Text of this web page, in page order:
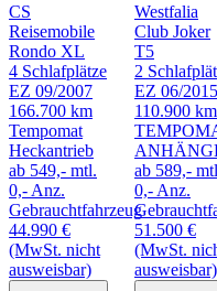
CS
Reisemobile
Rondo XL
4 Schlafplätze
EZ 09/2007
166.700 km
Tempomat
Heckantrieb
ab 549,- mtl.
0,- Anz.
Gebrauchtfahrzeug
44.990 €
(MwSt. nicht
ausweisbar)
Westfalia
Club Joker
T5
2
EZ 06/2015
110.900 km
ab 589,-
0,- Anz.
51.500 €
(MwSt.
ausweisbar)